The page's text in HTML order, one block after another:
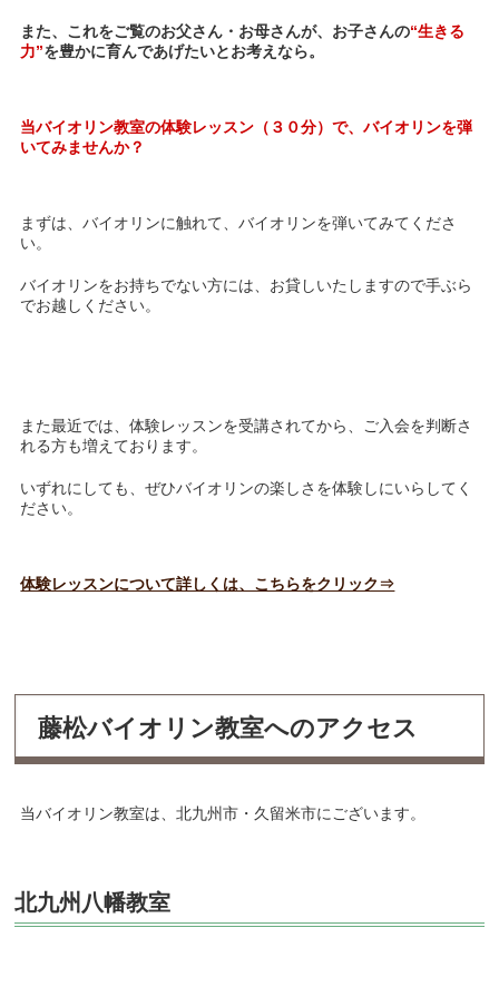
また、これをご覧のお父さん・お母さんが、お子さんの“生きる
力”を豊かに育んであげたいとお考えなら。
当バイオリン教室の体験レッスン（３０分）で、バイオリンを弾
いてみませんか？
まずは、バイオリンに触れて、バイオリンを弾いてみてくださ
い。
バイオリンをお持ちでない方には、お貸しいたしますので手ぶら
でお越しください。
また最近では、体験レッスンを受講されてから、ご入会を判断さ
れる方も増えております。
いずれにしても、ぜひバイオリンの楽しさを体験しにいらしてく
ださい。
体験レッスンについて詳しくは、こちらをクリック⇒
藤松バイオリン教室へのアクセス
当バイオリン教室は、北九州市・久留米市にございます。
北九州八幡教室